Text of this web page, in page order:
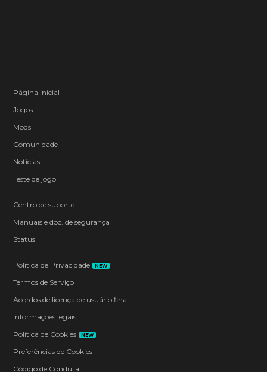
Página inicial
Jogos
Mods
Comunidade
Notícias
Teste de jogo
Centro de suporte
Manuais e doc. de segurança
Status
Política de Privacidade NEW
Termos de Serviço
Acordos de licença de usuário final
Informações legais
Política de Cookies
NEW
Preferências de Cookies
Código de Conduta